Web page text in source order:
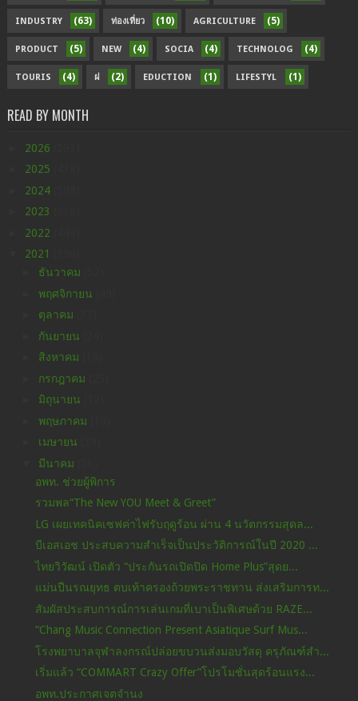
INDUSTRY (63) ท่องเที่ยว (10) AGRICULTURE (5)
PRODUCT (5) NEW (4) SOCIA (4) TECHNOLOG (4)
TOURIS (4) ฝ (2) EDUCTION (1) LIFESTYL (1)
READ BY MONTH
2026
2025
2024
2023
2022
2021
ธันวาคม
พฤศจิกายน
ตุลาคม
กันยายน
สิงหาคม
กรกฎาคม
มิถุนายน
พฤษภาคม
เมษายน
มีนาคม
อพท. ช่วยผู้พิการ
รวมพล“The New YOU Meet & Greet”
LG เผยเทคนิคเซฟค่าไฟรับฤดูร้อน ผ่าน 4 นวัตกรรมสุดล...
บีเอสเอช ประสบความสำเร็จเป็นประวัติการณ์ในปี 2020 ...
ไทยวิวัฒน์ เปิดตัว “ประกันรถเปิดปิด Home Plus”สุดย...
แม่นปืนรณยุทธ ตบเท้าครองถ้วยพระราชทาน ส่งเสริมการท...
สัมผัสประสบการณ์การเล่นเกมที่เบาเป็นพิเศษด้วย RAZE...
“Chang Music Connection Present Asiatique Surf Mus...
โรงพยาบาลจุฬาลงกรณ์ปล่อยขบวนส่งมอบวัสดุ ครุภัณฑ์สำ...
เริ่มแล้ว “COMMART Crazy Offer”โปรโมชั่นสุดร้อนแรง...
อพท.ประกาศเจตจำนง